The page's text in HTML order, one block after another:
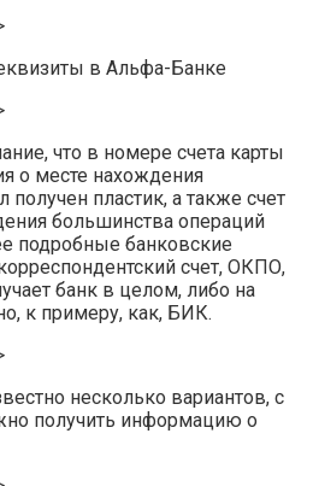
что в номере счета карты
о месте нахождения
получен пластик, а также счет
большинства операций
подробные банковские
счет, ОКПО,
банк в целом, либо на
к примеру, как, БИК.
несколько вариантов, с
получить информацию о